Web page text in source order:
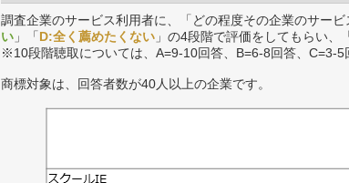
調査企業のサービス利用者に、「どの程度その企業のサー
い 」「D:全く薦めたくない 」の4段階で評価をしてもらい、
※10段階聴取については、A=9-10回答、B=6-8回答、C=3-5
商標対象は、回答者数が40人以上の企業です。